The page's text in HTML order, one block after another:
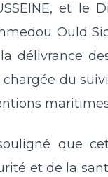
et le
Ould
délivrance
chargée du
que
et de la